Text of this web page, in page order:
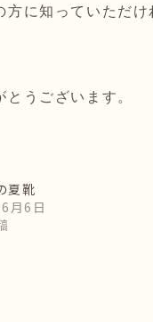
方に知っていただ
夏靴
月6日